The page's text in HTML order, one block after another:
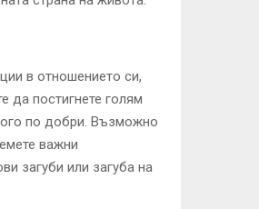
в отношението си,
да постигнете голям
по добри. Възможно
важни
загуби или загуба на